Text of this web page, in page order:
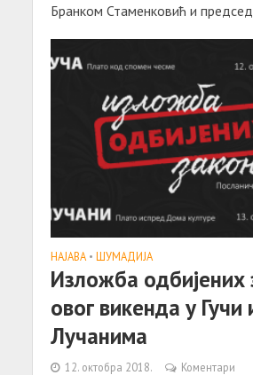
Бранком Стаменковић и
НАЈАВА • ШУМАДИЈА
Изложба одбијених
овог викенда у Гучи
Лучанима
12. октобра 2018. Коментари